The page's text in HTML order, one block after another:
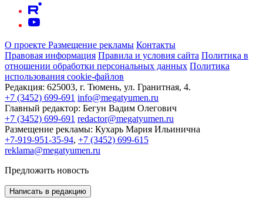
О проекте Размещение рекламы Контакты
Правовая информация Правила и условия сайта Политика в
отношении обработки персональных данных Политика
использования cookie-файлов
Редакция: 625003, г. Тюмень, ул. Гранитная, 4.
+7 (3452) 699-691 info@megatyumen.ru
Главный редактор: Бегун Вадим Олегович
+7 (3452) 699-691 redactor@megatyumen.ru
Размещение рекламы: Кухарь Мария Ильинична
+7-919-951-35-94, +7 (3452) 699-615
reklama@megatyumen.ru
Предложить новость
Написать в редакцию